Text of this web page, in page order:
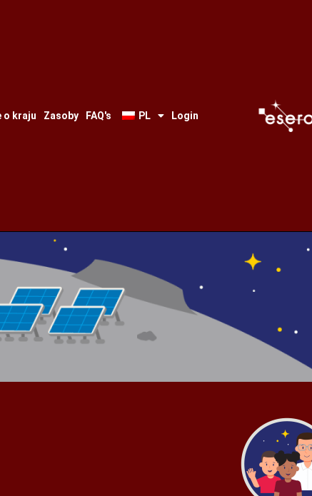
o kraju Zasoby FAQ's PL Login